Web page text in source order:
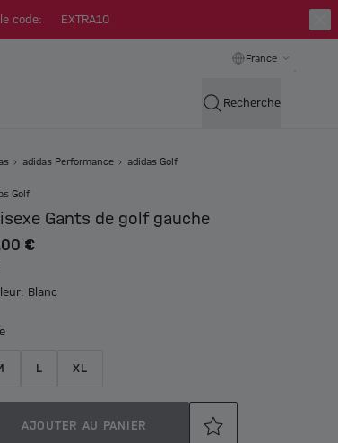
code: EXTRA10
France
Recherche
adidas Performance adidas Golf
Golf
Gants de golf gauche
€
Blanc
L XL
AJOUTER AU PANIER